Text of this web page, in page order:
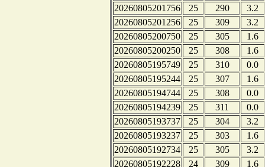
20260805201756
25 290
3.2
20260805201256
25 309
3.2
20260805200750
25 305
1.6
20260805200250
25 308
1.6
20260805195749
25 310
0.0
20260805195244
25 307
1.6
20260805194744
25 308
0.0
20260805194239
25 311
0.0
20260805193737
25 304
3.2
20260805193237
25 303
1.6
20260805192734
25 305
3.2
20260805192228
24 309
1.6